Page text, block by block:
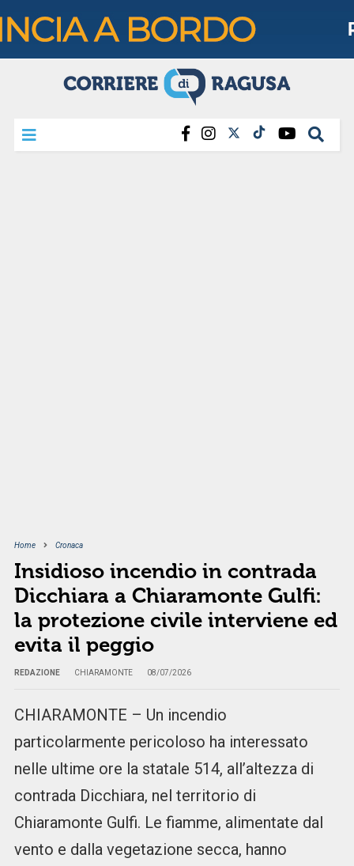
Home Cronaca
Insidioso incendio in contrada
Dicchiara a Chiaramonte Gulfi:
la protezione civile interviene ed
evita il peggio
REDAZIONE CHIARAMONTE 08/07/2026
CHIARAMONTE – Un incendio
particolarmente pericoloso ha interessato
nelle ultime ore la statale 514, all’altezza di
contrada Dicchiara, nel territorio di
Chiaramonte Gulfi. Le fiamme, alimentate dal
vento e dalla vegetazione secca, hanno